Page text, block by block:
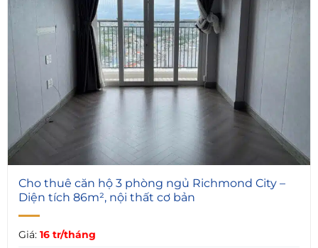
4
Cho thuê căn hộ 3 phòng ngủ Richmond City –
Diện tích 86m², nội thất cơ bản
Giá: 16 tr/tháng